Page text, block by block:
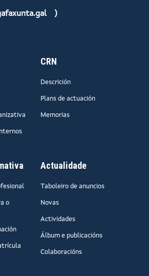
)
CRN
Descrición
Plans de actuación
Memorias
o
Actualidade
Taboleiro de anuncios
Novas
Actividades
Álbum e publicacións
Colaboracións